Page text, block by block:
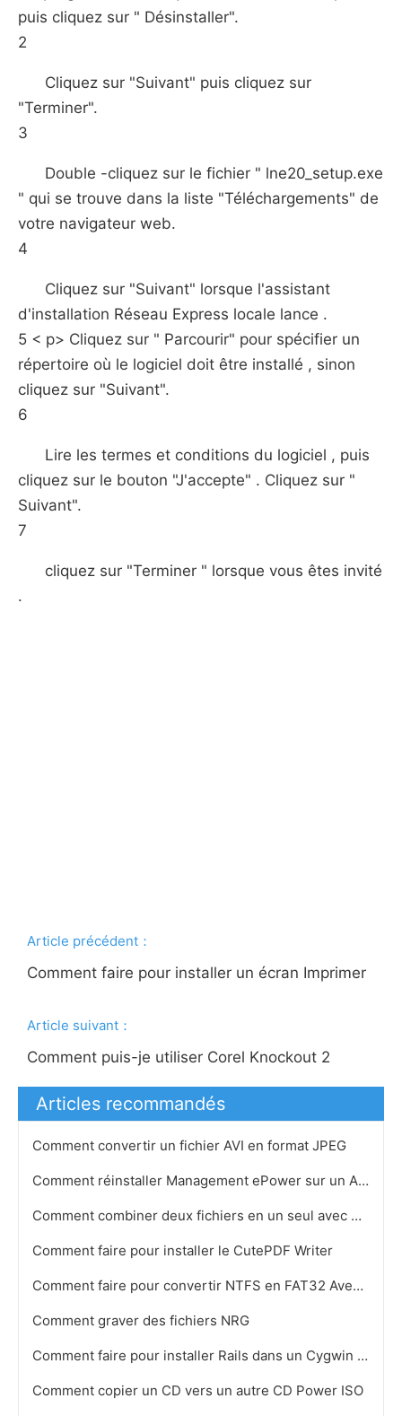
puis cliquez sur " Désinstaller".
2
Cliquez sur "Suivant" puis cliquez sur
"Terminer".
3
Double -cliquez sur le fichier " lne20_setup.exe
" qui se trouve dans la liste "Téléchargements" de
votre navigateur web.
4
Cliquez sur "Suivant" lorsque l'assistant
d'installation Réseau Express locale lance .
5 < p> Cliquez sur " Parcourir" pour spécifier un
répertoire où le logiciel doit être installé , sinon
cliquez sur "Suivant".
6
Lire les termes et conditions du logiciel , puis
cliquez sur le bouton "J'accepte" . Cliquez sur "
Suivant".
7
cliquez sur "Terminer " lorsque vous êtes invité
.
Article précédent：
Comment faire pour installer un écran Imprimer
Article suivant：
Comment puis-je utiliser Corel Knockout 2
Articles recommandés
Comment convertir un fichier AVI en format JPEG
Comment réinstaller Management ePower sur un Acer Aspire
Comment combiner deux fichiers en un seul avec WinZip
Comment faire pour installer le CutePDF Writer
Comment faire pour convertir NTFS en FAT32 Avec Acronis Disk Director
Comment graver des fichiers NRG
Comment faire pour installer Rails dans un Cygwin & E- TextEditor
Comment copier un CD vers un autre CD Power ISO